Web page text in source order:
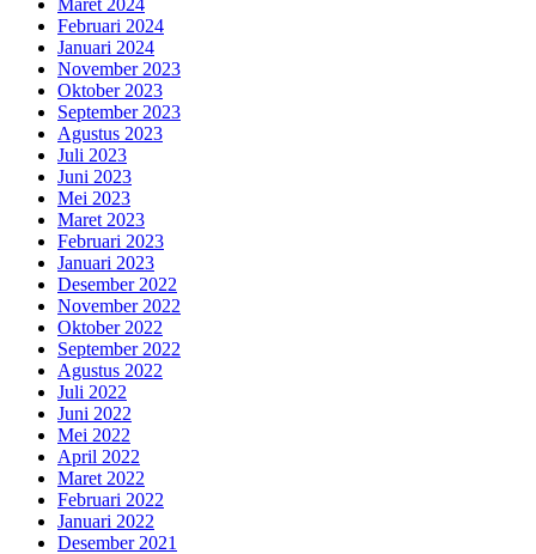
Februari 2024
Januari 2024
November 2023
Oktober 2023
September 2023
Agustus 2023
Juli 2023
Juni 2023
Mei 2023
Maret 2023
Februari 2023
Januari 2023
Desember 2022
November 2022
Oktober 2022
September 2022
Agustus 2022
Juli 2022
Juni 2022
Mei 2022
April 2022
Maret 2022
Februari 2022
Januari 2022
Desember 2021